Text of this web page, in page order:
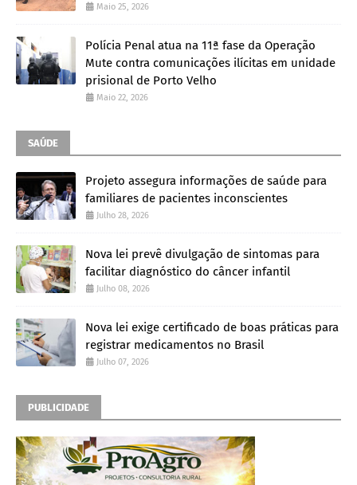
Maio 25, 2026
Polícia Penal atua na 11ª fase da Operação
Mute contra comunicações ilícitas em unidade
prisional de Porto Velho
Maio 22, 2026
SAÚDE
Projeto assegura informações de saúde para
familiares de pacientes inconscientes
Julho 28, 2026
Nova lei prevê divulgação de sintomas para
facilitar diagnóstico do câncer infantil
Julho 08, 2026
Nova lei exige certificado de boas práticas para
registrar medicamentos no Brasil
Julho 07, 2026
PUBLICIDADE